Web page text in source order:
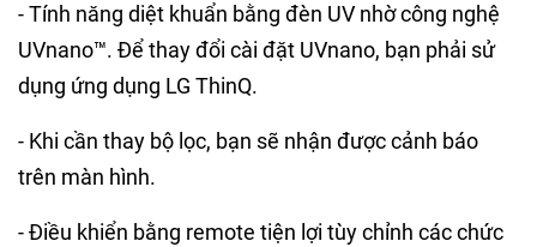
- Tính năng diệt khuẩn bằng đèn UV nhờ công nghệ
UVnano™. Để thay đổi cài đặt UVnano, bạn phải sử
dụng ứng dụng LG ThinQ.
- Khi cần thay bộ lọc, bạn sẽ nhận được cảnh báo
trên màn hình.
- Điều khiển bằng remote tiện lợi tùy chỉnh các chức